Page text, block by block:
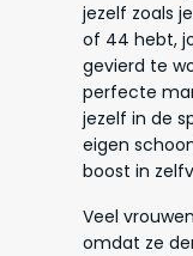
jezelf zoals
of 44 hebt,
gevierd te
perfecte
jezelf in de
eigen
boost in
Veel
omdat ze